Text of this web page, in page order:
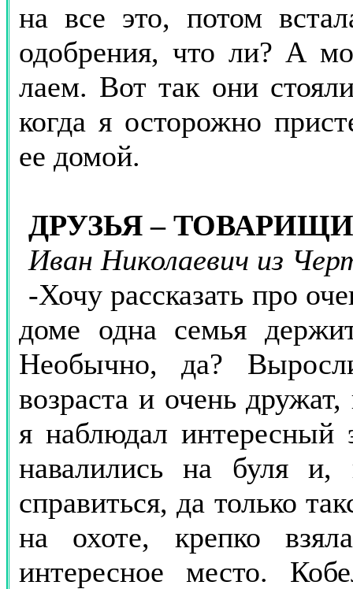
на все это, потом
одобрения, что ли? А
лаем. Вот так они
когда я осторожно
ее домой.
ДРУЗЬЯ – ТОВАРИЩИ
Иван Николаевич из
-Хочу рассказать про
доме одна семья
Необычно, да?
возраста и очень
я наблюдал интересный
навалились на буля
справиться, да только
на охоте, крепко
интересное место.